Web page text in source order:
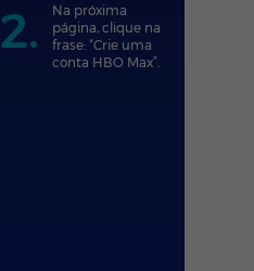
2.
Na próxima
página, clique na
frase: “Crie uma
conta HBO Max”.